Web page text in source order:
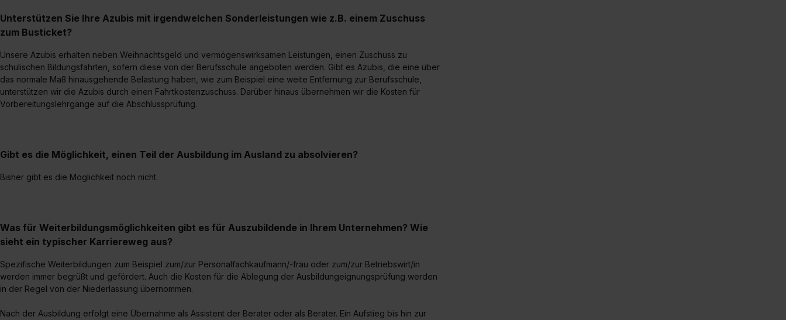
Unterstützen Sie Ihre Azubis mit irgendwelchen Sonderleistungen wie z.B. einem Zuschuss
zum Busticket?
Unsere Azubis erhalten neben Weihnachtsgeld und vermögenswirksamen Leistungen, einen Zuschuss zu
schulischen Bildungsfahrten, sofern diese von der Berufsschule angeboten werden. Gibt es Azubis, die eine über
das normale Maß hinausgehende Belastung haben, wie zum Beispiel eine weite Entfernung zur Berufsschule,
unterstützen wir die Azubis durch einen Fahrtkostenzuschuss. Darüber hinaus übernehmen wir die Kosten für
Vorbereitungslehrgänge auf die Abschlussprüfung.
Gibt es die Möglichkeit, einen Teil der Ausbildung im Ausland zu absolvieren?
Bisher gibt es die Möglichkeit noch nicht.
Was für Weiterbildungsmöglichkeiten gibt es für Auszubildende in Ihrem Unternehmen? Wie
sieht ein typischer Karriereweg aus?
Spezifische Weiterbildungen zum Beispiel zum/zur Personalfachkaufmann/-frau oder zum/zur Betriebswirt/in
werden immer begrüßt und gefördert. Auch die Kosten für die Ablegung der Ausbildungeignungsprüfung werden
in der Regel von der Niederlassung übernommen.
Nach der Ausbildung erfolgt eine Übernahme als Assistent der Berater oder als Berater. Ein Aufstieg bis hin zur